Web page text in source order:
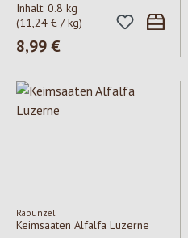
Inhalt: 0.8 kg
(11,24 € / kg)
Regulärer Preis:
8,99 €
Rapunzel
Keimsaaten Alfalfa Luzerne